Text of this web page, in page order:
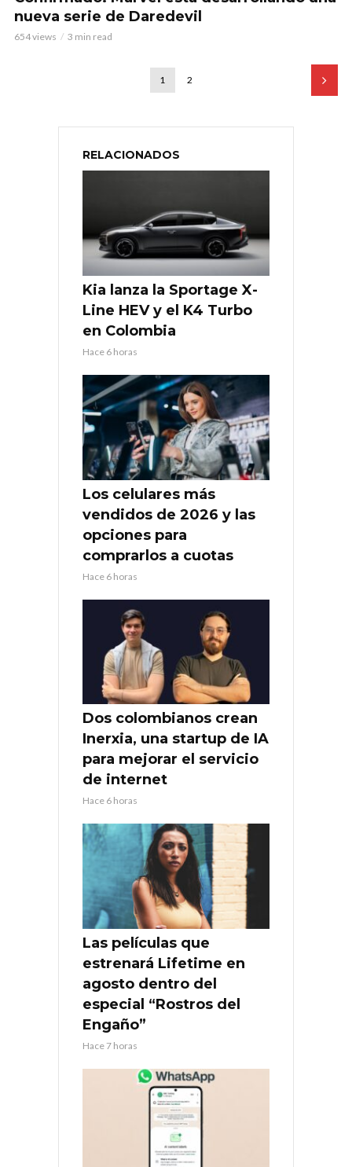
nueva serie de Daredevil
654 views 3 min read
1 2
RELACIONADOS
Kia lanza la Sportage X-
Line HEV y el K4 Turbo
en Colombia
Hace 6 horas
Los celulares más
vendidos de 2026 y las
opciones para
comprarlos a cuotas
Hace 6 horas
Dos colombianos crean
Inerxia, una startup de IA
para mejorar el servicio
de internet
Hace 6 horas
Las películas que
estrenará Lifetime en
agosto dentro del
especial “Rostros del
Engaño”
Hace 7 horas